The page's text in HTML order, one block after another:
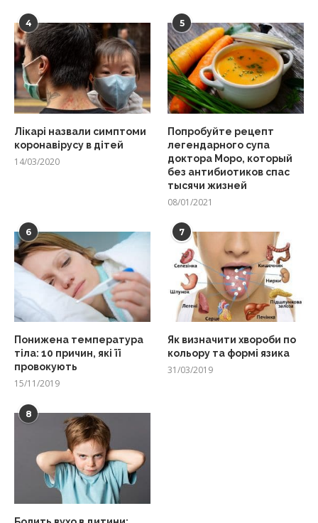
4
Лікарі назвали симптоми
коронавірусу в дітей
14/03/2020
5
Попробуйте рецепт
легендарного супа
доктора Моро, который
без антибиотиков спас
тысячи жизней
08/01/2021
6
Понижена температура
тіла: 10 причин, які її
провокують
15/11/2019
7
Як визначити хвороби по
кольору та формі язика
31/03/2019
8